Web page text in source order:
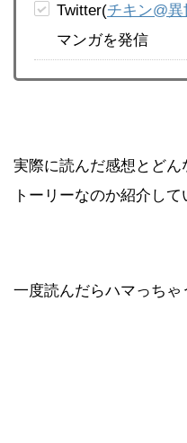
Twitter(チキン@
マンガを発信
実際に読んだ感想とど
トーリーなのか紹介して
一度読んだらハマっちゃ